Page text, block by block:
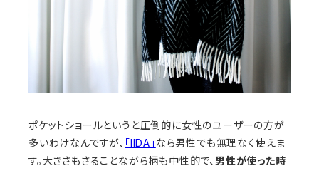
ポケットショールというと圧倒的に女性のユーザーの方が
多いわけなんですが、 「IIDA」 なら男性でも無理なく使えま
す。大きさもさることながら柄も中性的で、 男性が使った時